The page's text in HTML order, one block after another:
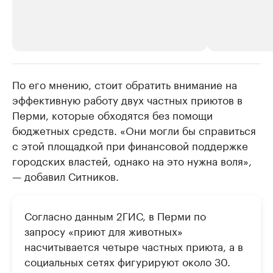
Крупнейшие производители и
продавцы медийной продукции
Ознакомьтесь с информацией в каталоге
Страховые
Посмотрите в
По его мнению, стоит обратить внимание на
эффективную работу двух частных приютов в
Перми, которые обходятся без помощи
бюджетных средств. «Они могли бы справиться
с этой площадкой при финансовой поддержке
городских властей, однако на это нужна воля»,
— добавил Ситников.
Согласно данным 2ГИС, в Перми по
запросу «приют для животных»
насчитывается четыре частных приюта, а в
социальных сетях фигурируют около 30.